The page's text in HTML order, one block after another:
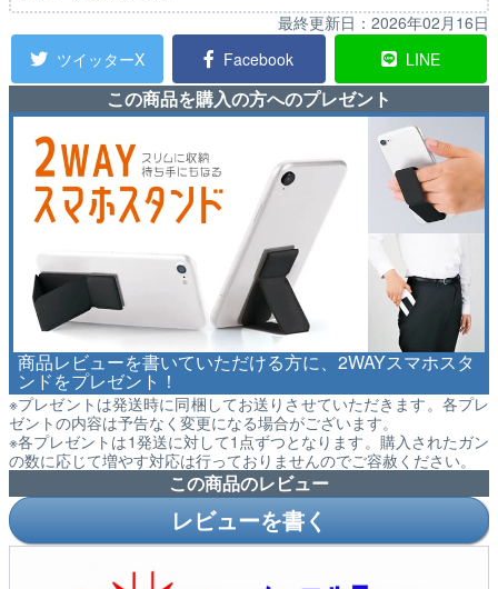
最終更新日： 2026年02月16日
ツイッターX
Facebook LINE
この商品を購入の方へのプレゼント
商品レビューを書いていただける方に、2WAYスマホスタ
ンドをプレゼント！
※プレゼントは発送時に同梱してお送りさせていただきます。各プレ
ゼントの内容は予告なく変更になる場合がございます。
※各プレゼントは1発送に対して1点ずつとなります。購入されたガン
の数に応じて増やす対応は行っておりませんのでご容赦ください。
この商品のレビュー
レビューを書く